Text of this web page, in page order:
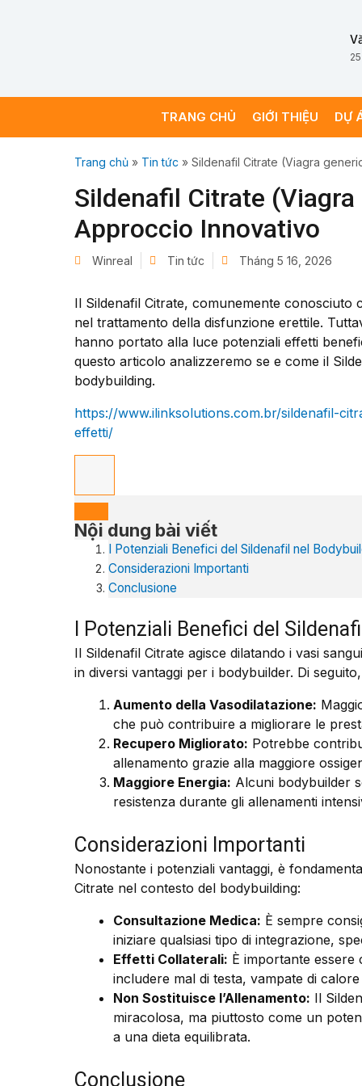
TRANG CHỦ GIỚI THIỆU DỰ
Trang chủ » Tin tức » Sildenafil Citrate (Viagra
Sildenafil Citrate
Approccio Innovativo
Winreal Tin tức Tháng 5 16, 2026
Il Sildenafil Citrate, comunemente
nel trattamento della disfunzione erettile.
hanno portato alla luce potenziali effetti
questo articolo analizzeremo se e come il
bodybuilding.
https://www.ilinksolutions.com.br/sildenafil-
effetti/
Nội dung bài viết
I Potenziali Benefici del Sildenafil nel
Considerazioni Importanti
Conclusione
I Potenziali Benefici del
Il Sildenafil Citrate agisce dilatando i vasi
in diversi vantaggi per i bodybuilder. Di
Aumento della Vasodilatazione:
che può contribuire a migliorare le
Recupero Migliorato: Potrebbe
allenamento grazie alla maggiore
Maggiore Energia: Alcuni bodybuilder
resistenza durante gli allenamenti
Considerazioni Importanti
Nonostante i potenziali vantaggi, è
Citrate nel contesto del bodybuilding:
Consultazione Medica: È sempre
iniziare qualsiasi tipo di integrazione,
Effetti Collaterali: È importante
includere mal di testa, vampate di
Non Sostituisce l’Allenamento: Il
miracolosa, ma piuttosto come un
a una dieta equilibrata.
Conclusione